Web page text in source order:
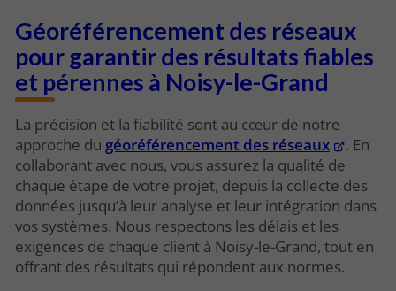
Géoréférencement des réseaux
pour garantir des résultats fiables
et pérennes à Noisy-le-Grand
La précision et la fiabilité sont au cœur de notre
approche du géoréférencement des réseaux
. En
collaborant avec nous, vous assurez la qualité de
chaque étape de votre projet, depuis la collecte des
données jusqu’à leur analyse et leur intégration dans
vos systèmes. Nous respectons les délais et les
exigences de chaque client à Noisy-le-Grand, tout en
offrant des résultats qui répondent aux normes.